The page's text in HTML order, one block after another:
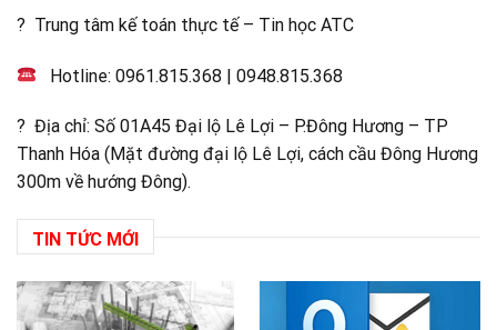
? Trung tâm kế toán thực tế – Tin học ATC
Hotline:0961.815.368 |0948.815.368
? Địa chỉ: Số 01A45 Đại lộ Lê Lợi – P.Đông Hương – TP
Thanh Hóa (Mặt đường đại lộ Lê Lợi, cách cầu Đông Hương
300m về hướng Đông).
TIN TỨC MỚI